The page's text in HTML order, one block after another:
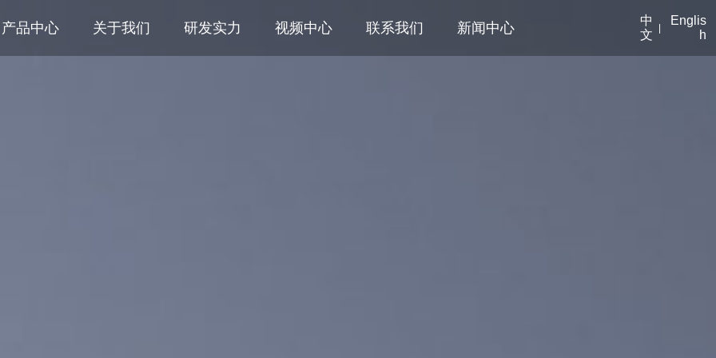
产品中心 关于我们 研发实力 视频中心 联系我们 新闻中心
中
文
|
Englis
h